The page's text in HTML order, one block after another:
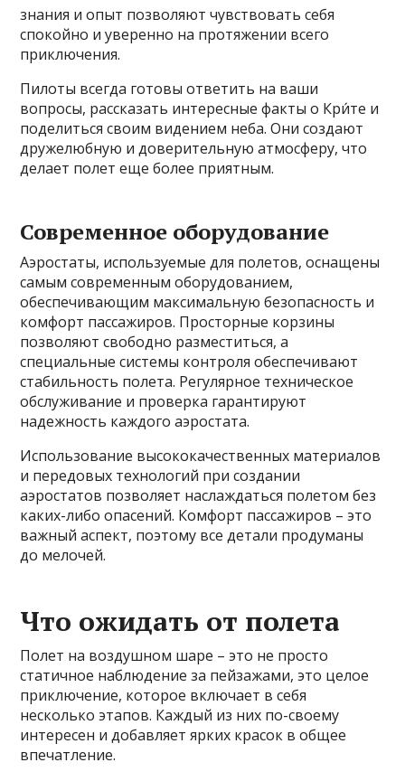
знания и опыт позволяют чувствовать себя
спокойно и уверенно на протяжении всего
приключения.
Пилоты всегда готовы ответить на ваши
вопросы, рассказать интересные факты о Кри́те и
поделиться своим видением неба. Они создают
дружелюбную и доверительную атмосферу, что
делает полет еще более приятным.
Современное оборудование
Аэростаты, используемые для полетов, оснащены
самым современным оборудованием,
обеспечивающим максимальную безопасность и
комфорт пассажиров. Просторные корзины
позволяют свободно разместиться, а
специальные системы контроля обеспечивают
стабильность полета. Регулярное техническое
обслуживание и проверка гарантируют
надежность каждого аэростата.
Использование высококачественных материалов
и передовых технологий при создании
аэростатов позволяет наслаждаться полетом без
каких-либо опасений. Комфорт пассажиров – это
важный аспект, поэтому все детали продуманы
до мелочей.
Что ожидать от полета
Полет на воздушном шаре – это не просто
статичное наблюдение за пейзажами, это целое
приключение, которое включает в себя
несколько этапов. Каждый из них по-своему
интересен и добавляет ярких красок в общее
впечатление.